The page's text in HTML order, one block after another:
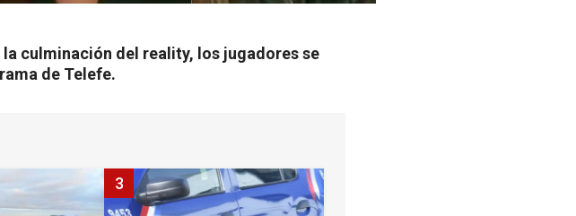
culminación del reality, los jugadores se
de Telefe.
3